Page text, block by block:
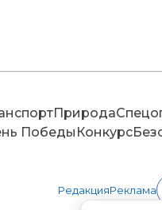
Природа
Победы Конкурс
РедакцияРеклама